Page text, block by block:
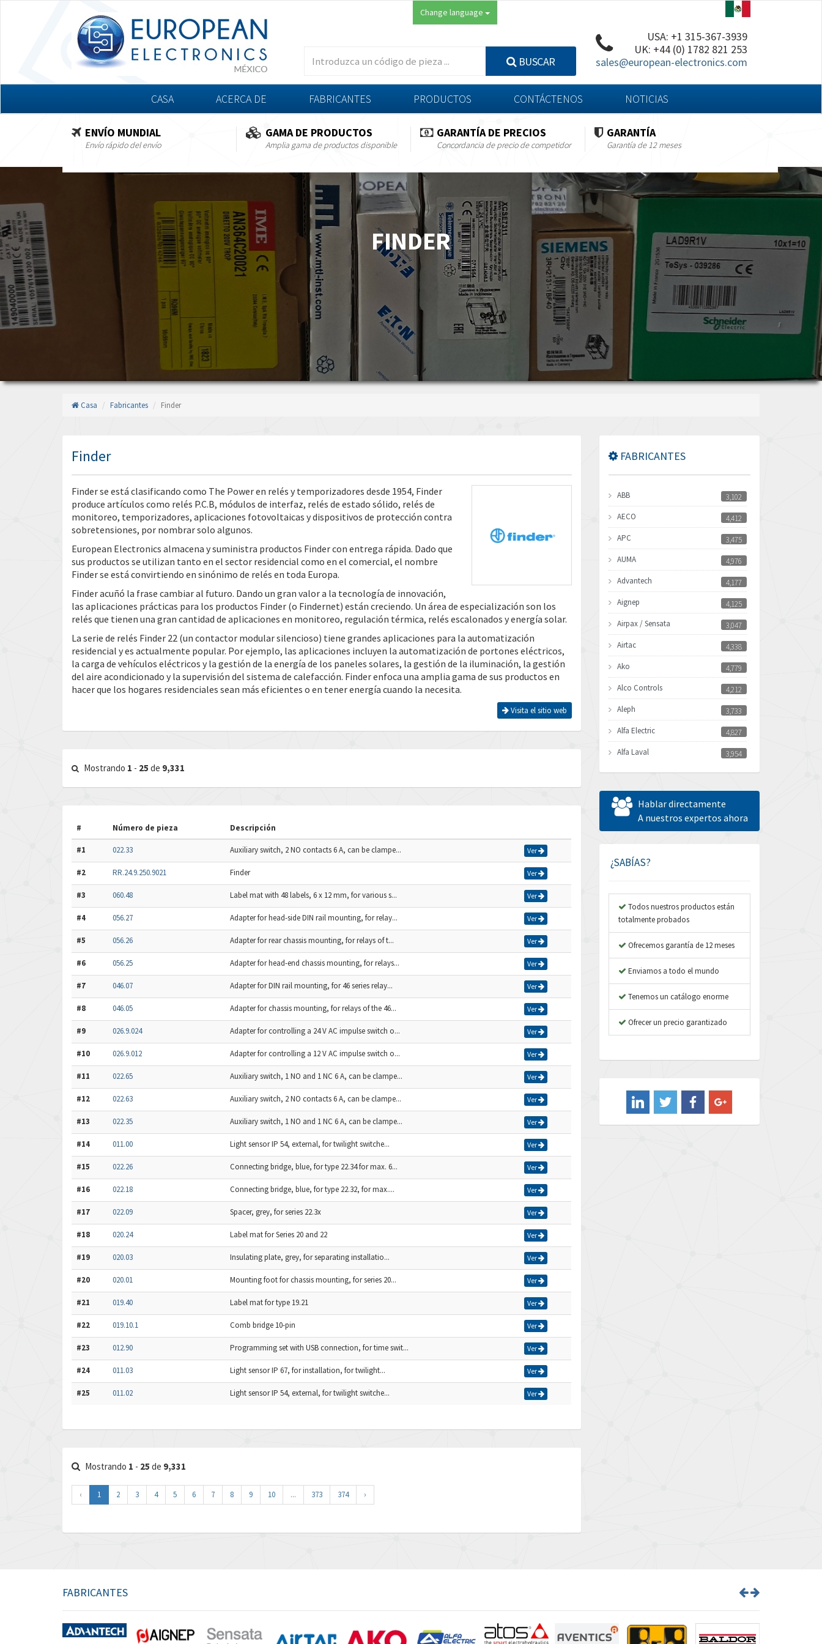
Change language
BUSCAR
USA: +1 315-367-3939
UK: +44 (0) 1782 821 253
sales@european-electronics.com
CASA ACERCA DE FABRICANTES PRODUCTOS CONTÁCTENOS NOTICIAS
ENVÍO MUNDIAL
Envío rápido del envío
GAMA DE PRODUCTOS
Amplia gama de productos disponible
GARANTÍA DE PRECIOS
Concordancia de precio de competidor
GARANTÍA
Garantía de 12 meses
FINDER
Casa Fabricantes Finder
Finder
Finder se está clasificando como The Power en relés y temporizadores desde 1954, Finder
produce artículos como relés P.C.B, módulos de interfaz, relés de estado sólido, relés de
monitoreo, temporizadores, aplicaciones fotovoltaicas y dispositivos de protección contra
sobretensiones, por nombrar solo algunos.
European Electronics almacena y suministra productos Finder con entrega rápida. Dado que
sus productos se utilizan tanto en el sector residencial como en el comercial, el nombre
Finder se está convirtiendo en sinónimo de relés en toda Europa.
Finder acuñó la frase cambiar al futuro. Dando un gran valor a la tecnología de innovación,
las aplicaciones prácticas para los productos Finder (o Findernet) están creciendo. Un área de especialización son los
relés que tienen una gran cantidad de aplicaciones en monitoreo, regulación térmica, relés escalonados y energía solar.
La serie de relés Finder 22 (un contactor modular silencioso) tiene grandes aplicaciones para la automatización
residencial y es actualmente popular. Por ejemplo, las aplicaciones incluyen la automatización de portones eléctricos,
la carga de vehículos eléctricos y la gestión de la energía de los paneles solares, la gestión de la iluminación, la gestión
del aire acondicionado y la supervisión del sistema de calefacción. Finder enfoca una amplia gama de sus productos en
hacer que los hogares residenciales sean más eficientes o en tener energía cuando la necesita.
Visita el sitio web
Mostrando 1 - 25 de 9,331
# Número de pieza Descripción
#1 022.33 Auxiliary switch, 2 NO contacts 6 A, can be clampe... Ver
#2 RR.24.9.250.9021 Finder Ver
#3 060.48 Label mat with 48 labels, 6 x 12 mm, for various s... Ver
#4 056.27 Adapter for head-side DIN rail mounting, for relay... Ver
#5 056.26 Adapter for rear chassis mounting, for relays of t... Ver
#6 056.25 Adapter for head-end chassis mounting, for relays... Ver
#7 046.07 Adapter for DIN rail mounting, for 46 series relay... Ver
#8 046.05 Adapter for chassis mounting, for relays of the 46... Ver
#9 026.9.024 Adapter for controlling a 24 V AC impulse switch o... Ver
#10 026.9.012 Adapter for controlling a 12 V AC impulse switch o... Ver
#11 022.65 Auxiliary switch, 1 NO and 1 NC 6 A, can be clampe... Ver
#12 022.63 Auxiliary switch, 2 NO contacts 6 A, can be clampe... Ver
#13 022.35 Auxiliary switch, 1 NO and 1 NC 6 A, can be clampe... Ver
#14 011.00 Light sensor IP 54, external, for twilight switche... Ver
#15 022.26 Connecting bridge, blue, for type 22.34 for max. 6... Ver
#16 022.18 Connecting bridge, blue, for type 22.32, for max.... Ver
#17 022.09 Spacer, grey, for series 22.3x Ver
#18 020.24 Label mat for Series 20 and 22 Ver
#19 020.03 Insulating plate, grey, for separating installatio... Ver
#20 020.01 Mounting foot for chassis mounting, for series 20... Ver
#21 019.40 Label mat for type 19.21 Ver
#22 019.10.1 Comb bridge 10-pin Ver
#23 012.90 Programming set with USB connection, for time swit... Ver
#24 011.03 Light sensor IP 67, for installation, for twilight... Ver
#25 011.02 Light sensor IP 54, external, for twilight switche... Ver
Mostrando 1 - 25 de 9,331
‹ 1 2 3 4 5 6 7 8 9 10 ... 373 374 ›
FABRICANTES
ABB
3,102
AECO
4,412
APC
3,475
AUMA
4,976
Advantech
4,177
Aignep
4,125
Airpax / Sensata
3,047
Airtac
4,338
Ako
4,779
Alco Controls
4,212
Aleph
3,733
Alfa Electric
4,827
Alfa Laval
3,954
Allen Bradley
4,298
Allen West
Amperite
3,304
Amplicon Liveline
Apex Dynamics
3,984
Asco Numatics
Atos
4,607
Autonics
Aventics
B&R
3,782
Banner
Barber Colman
4,003
4,719
Brodersen
4,240
Brook Crompton
3,444
Hablar directamente
A nuestros expertos ahora
¿SABÍAS?
Todos nuestros productos están
totalmente probados
Ofrecemos garantía de 12 meses
Enviamos a todo el mundo
Tenemos un catálogo enorme
Ofrecer un precio garantizado
FABRICANTES